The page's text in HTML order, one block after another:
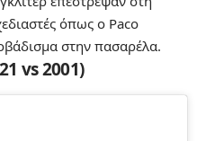
όπως ο Paco
στην πασαρέλα.
vs 2001)